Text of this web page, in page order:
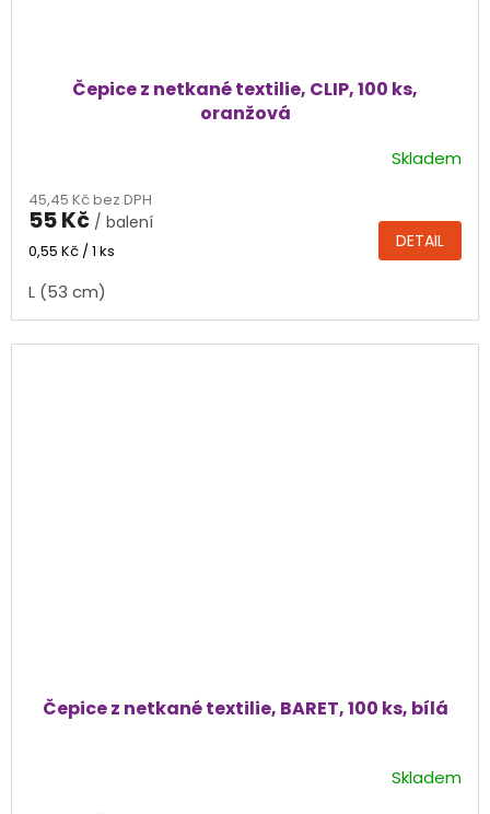
Čepice z netkané textilie, CLIP, 100 ks,
oranžová
produktu
je
5,0
5
hvězdiček.
Skladem
45,45 Kč bez DPH
55 Kč / balení
Měrná
0,55 Kč / 1 ks DETAIL
L (53 cm)
Čepice z netkané textilie, BARET, 100 ks, bílá
Skladem